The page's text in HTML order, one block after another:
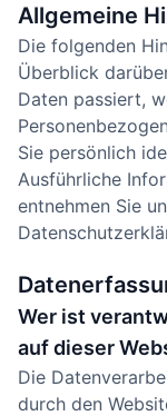
Allgemeine
Die folgenden
Überblick
Daten passiert,
Sie persönlich
Ausführliche
entnehmen Sie
Wer ist
auf dieser
Die
durch den